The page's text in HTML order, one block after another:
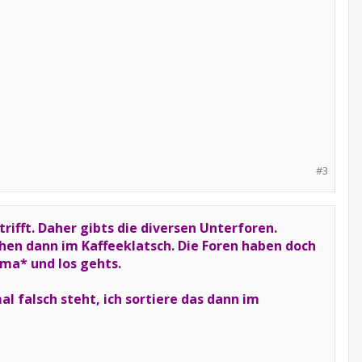
#3
Daher gibts die diversen Unterforen.
dann im Kaffeeklatsch. Die Foren haben doch
und los gehts.
falsch steht, ich sortiere das dann im